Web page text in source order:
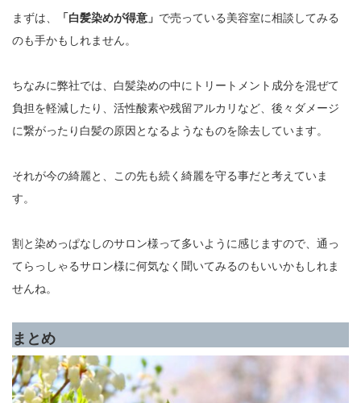
まずは、 「白髪染めが得意」 で売っている美容室に相談してみる
のも手かもしれません。
ちなみに弊社では、白髪染めの中にトリートメント成分を混ぜて
負担を軽減したり、活性酸素や残留アルカリなど、後々ダメージ
に繋がったり白髪の原因となるようなものを除去しています。
それが今の綺麗と、この先も続く綺麗を守る事だと考えていま
す。
割と染めっぱなしのサロン様って多いように感じますので、通っ
てらっしゃるサロン様に何気なく聞いてみるのもいいかもしれま
せんね。
まとめ